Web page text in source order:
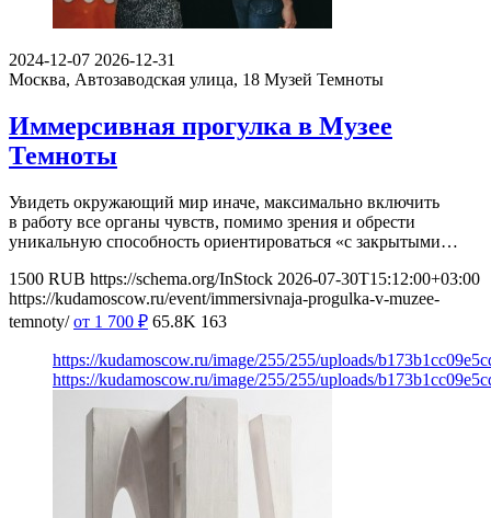
2024-12-07 2026-12-31
Москва, Автозаводская улица, 18 Музей Темноты
Иммерсивная прогулка в Музее
Темноты
Увидеть окружающий мир иначе, максимально включить
в работу все органы чувств, помимо зрения и обрести
уникальную способность ориентироваться «с закрытыми…
1500 RUB https://schema.org/InStock 2026-07-30T15:12:00+03:00
https://kudamoscow.ru/event/immersivnaja-progulka-v-muzee-
temnoty/ от 1 700 ₽ 65.8K 163
https://kudamoscow.ru/image/255/255/uploads/
https://kudamoscow.ru/image/255/255/uploads/